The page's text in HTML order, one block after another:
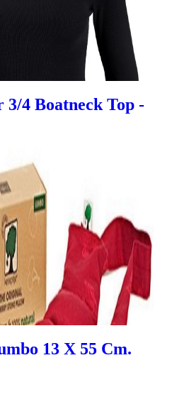
4 Boatneck Top -
13 X 55 Cm.